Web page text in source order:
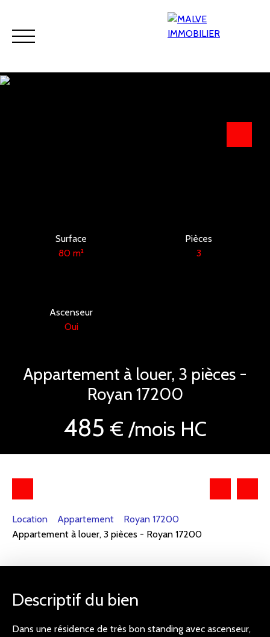
Surface
80m²
Pièces
3
Ascenseur
Oui
Appartement à louer, 3 pièces -
Royan 17200
485 € /mois HC
Location Appartement
Royan 17200
Appartement à louer, 3 pièces - Royan 17200
Descriptif du bien
Dans une résidence de très bon standing avec ascenseur,